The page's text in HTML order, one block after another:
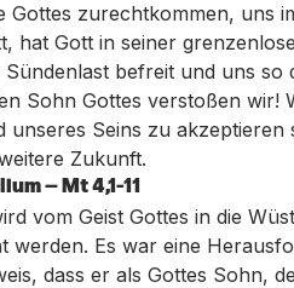
Gottes zurechtkommen, uns
hat Gott in seiner
befreit und uns so
Sohn Gottes verstoßen wir!
unseres Seins zu
Zukunft.
— Mt 4,1-11
vom Geist Gottes in die
werden. Es war eine
dass er als Gottes Sohn,